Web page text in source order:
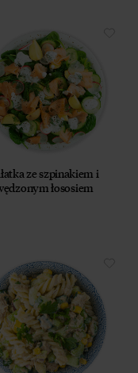
ze szpinakiem i
łososiem